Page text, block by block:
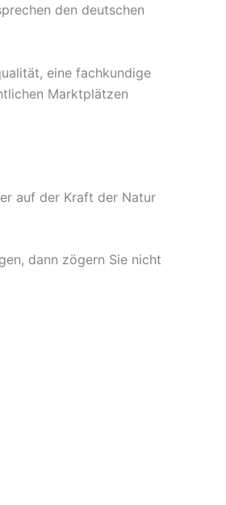
den deutschen
eine fachkundige
Marktplätzen
auf der Kraft der Natur
dann zögern Sie nicht